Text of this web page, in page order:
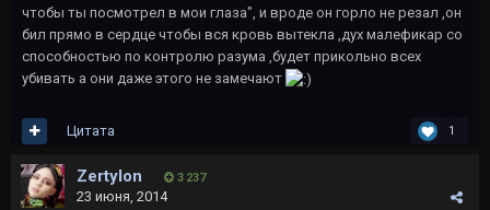
чтобы ты посмотрел в мои глаза", и вроде он горло не резал ,он
бил прямо в сердце чтобы вся кровь вытекла ,дух малефикар со
способностью по контролю разума ,будет прикольно всех
убивать а они даже этого не замечают
1
Цитата
Zertylon 3 237
23 июня, 2014